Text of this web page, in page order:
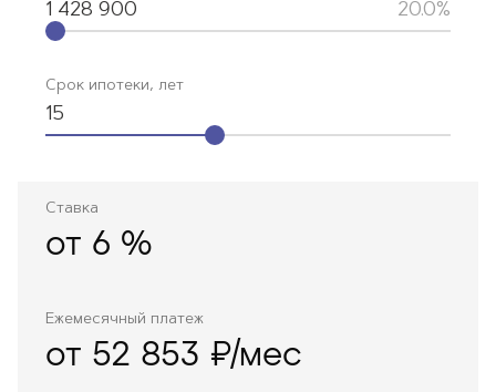
1 428 900 20.0%
Срок ипотеки, лет
15
Ежемесячный платеж
от 52 853 ₽/мес
Ставка
от 6 %